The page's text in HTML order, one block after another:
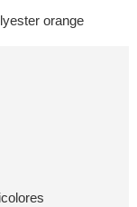
orange